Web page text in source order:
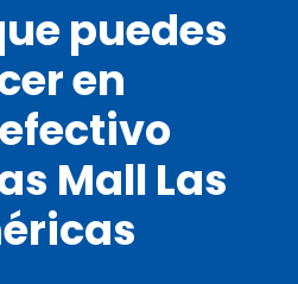
puedes
en
Mall Las